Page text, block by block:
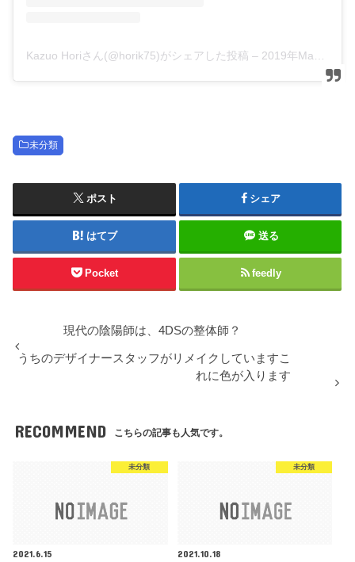
Kazuo Horiさん(@horik75)がシェアした投稿 – 2019年Mar月4日pm8時42分PST
未分類
ポスト シェア
はてブ 送る
Pocket feedly
現代の陰陽師は、4DSの整体師？
うちのデザイナースタッフがリメイクしていますこ
れに色が入ります
RECOMMEND こちらの記事も人気です。
未分類
2021.6.15
未分類
2021.10.18